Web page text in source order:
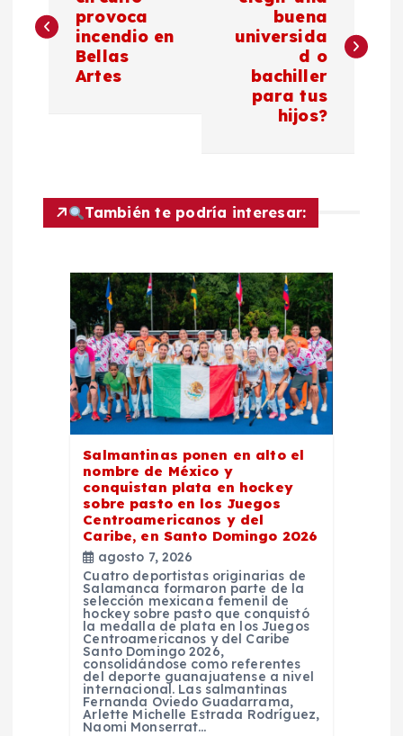
v
c
provoca
incendio en
Bellas
Artes
buena
universida
d o
bachiller
para tus
hijos?
También te podría interesar:
Salmantinas ponen en alto el
nombre de México y
conquistan plata en hockey
sobre pasto en los Juegos
Centroamericanos y del
Caribe, en Santo Domingo 2026
agosto 7, 2026
Cuatro deportistas originarias de
Salamanca formaron parte de la
selección mexicana femenil de
hockey sobre pasto que conquistó
la medalla de plata en los Juegos
Centroamericanos y del Caribe
Santo Domingo 2026,
consolidándose como referentes
del deporte guanajuatense a nivel
internacional. Las salmantinas
Fernanda Oviedo Guadarrama,
Arlette Michelle Estrada Rodríguez,
Naomi Monserrat…